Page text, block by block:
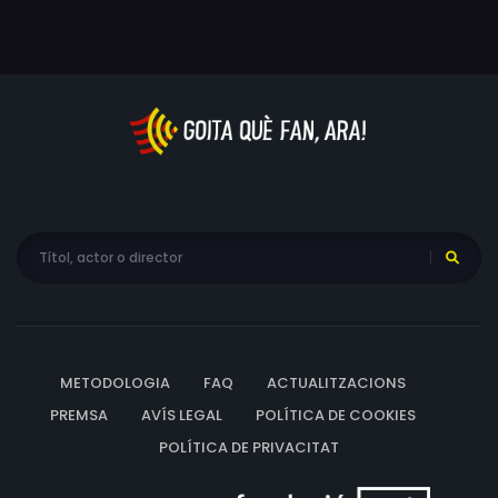
METODOLOGIA FAQ
ACTUALITZACIONS
PREMSA
AVÍS LEGAL
POLÍTICA DE COOKIES
POLÍTICA DE PRIVACITAT